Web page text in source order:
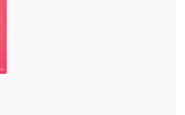
미국 105
져나가다
티피카 계보: 이슬람교도에 의한 전파 115·자바 커
내지 않은 유일한 커피 ‘부르봉’ 123·커피는 ‘돈